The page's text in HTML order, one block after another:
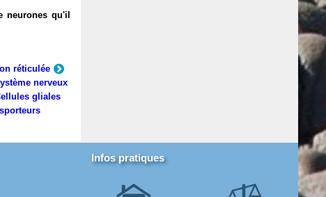
neurones qu'il
réticulée
nerveux
gliales
Infos pratiques